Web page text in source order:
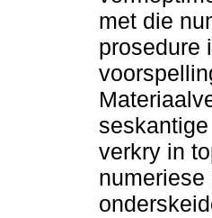
met die
prosedure
verkry in